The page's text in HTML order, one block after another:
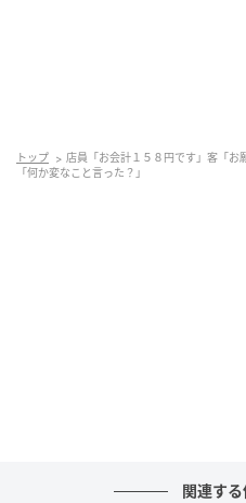
トップ
店員「お会計１５８円です」客「
「何か変なこと言った？」
関連す